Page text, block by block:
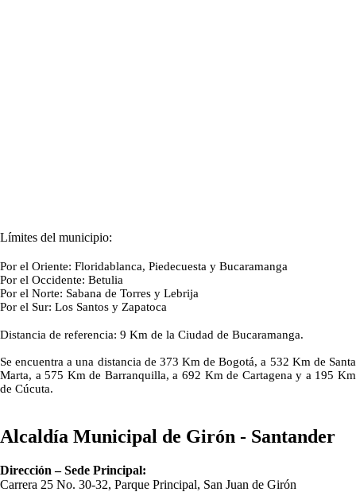
​Límites del municipio:
Por el Oriente: Floridablanca, Piedecuesta y Bucaramanga
Por el Occidente: Betulia
Por el Norte: Sabana de Torres y Lebrija
Por el Sur: Los Santos y Zapatoca
Distancia de referencia: 9 Km de la Ciudad de Bucaramanga​.
Se encuentra a una distancia de 373 Km de Bogotá, a 532 Km de Santa
Marta, a 575 Km de Barranquilla, a 692 Km de Cartagena y a 195 Km
de Cúcuta.​
Alcaldía Municipal de Girón - Santander
Dirección – Sede Principal:
Carrera 25 No. 30-32, Parque Principal, San Juan de Girón